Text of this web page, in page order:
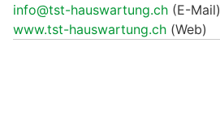
info@tst-hauswartung.ch (E-Mail)
www.tst-hauswartung.ch (Web)